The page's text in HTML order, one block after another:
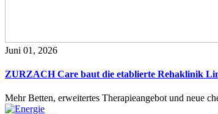
Juni 01, 2026
ZURZACH Care baut die etablierte Rehaklinik
Mehr Betten, erweitertes Therapieangebot und neue